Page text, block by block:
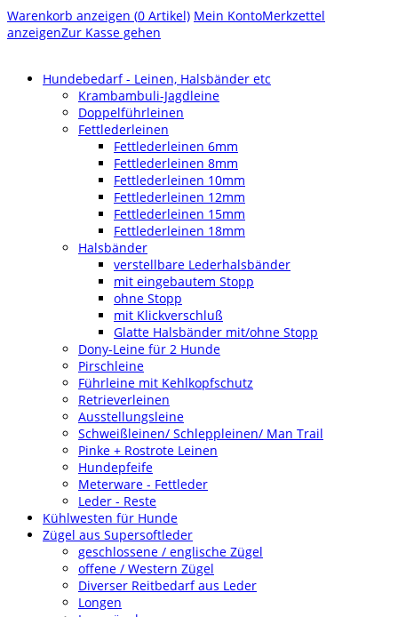
Warenkorb anzeigen (0 Artikel) Mein KontoMerkzettel
anzeigenZur Kasse gehen
Hundebedarf - Leinen, Halsbänder etc
Krambambuli-Jagdleine
Doppelführleinen
Fettlederleinen
Fettlederleinen 6mm
Fettlederleinen 8mm
Fettlederleinen 10mm
Fettlederleinen 12mm
Fettlederleinen 15mm
Fettlederleinen 18mm
Halsbänder
verstellbare Lederhalsbänder
mit eingebautem Stopp
ohne Stopp
mit Klickverschluß
Glatte Halsbänder mit/ohne Stopp
Dony-Leine für 2 Hunde
Pirschleine
Führleine mit Kehlkopfschutz
Retrieverleinen
Ausstellungsleine
Schweißleinen/ Schleppleinen/ Man Trail
Pinke + Rostrote Leinen
Hundepfeife
Meterware - Fettleder
Leder - Reste
Kühlwesten für Hunde
Zügel aus Supersoftleder
geschlossene / englische Zügel
offene / Western Zügel
Diverser Reitbedarf aus Leder
Longen